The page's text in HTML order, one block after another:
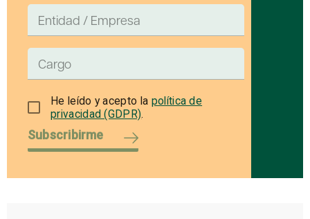
He leído y acepto la política de
privacidad (GDPR).
Subscribirme